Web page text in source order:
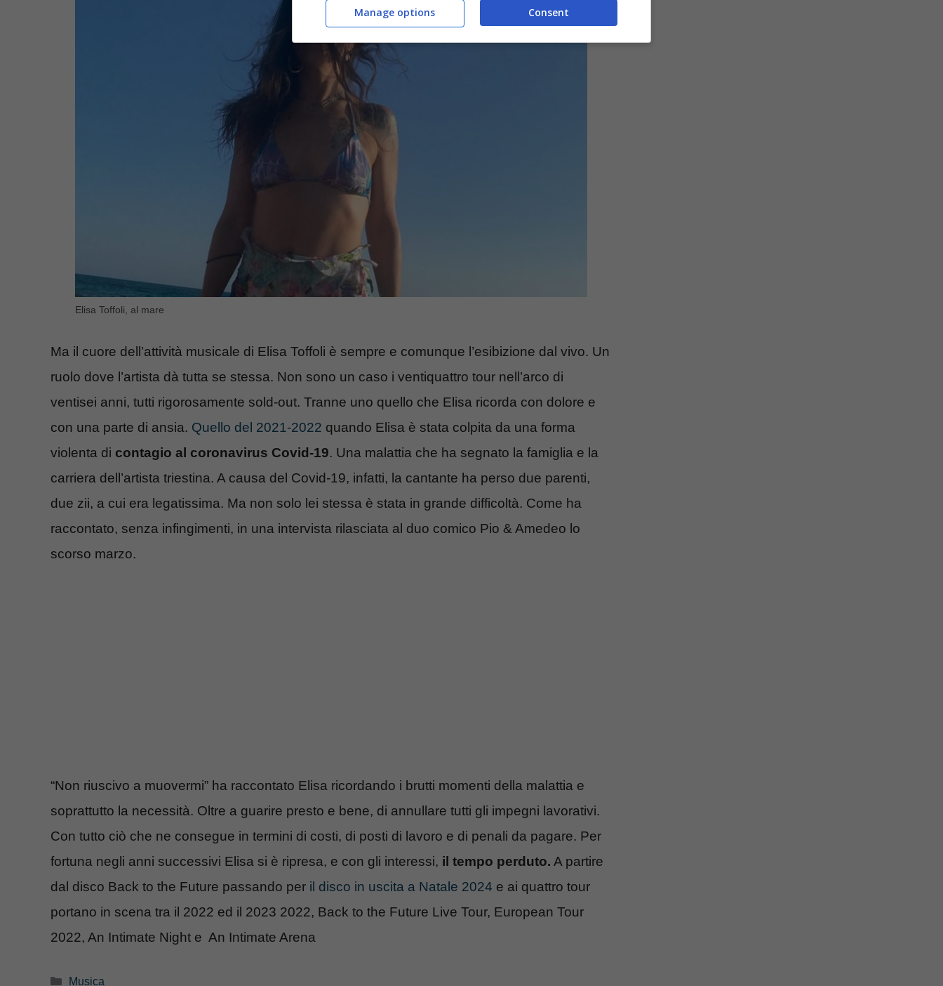
Elisa Toffoli, al mare
Ma il cuore dell’attività musicale di Elisa Toffoli è sempre e comunque l’esibizione dal vivo. Un
ruolo dove l’artista dà tutta se stessa. Non sono un caso i ventiquattro tour nell’arco di
ventisei anni, tutti rigorosamente sold-out. Tranne uno quello che Elisa ricorda con dolore e
con una parte di ansia. Quello del 2021-2022 quando Elisa è stata colpita da una forma
violenta di contagio al coronavirus Covid-19. Una malattia che ha segnato la famiglia e la
carriera dell’artista triestina. A causa del Covid-19, infatti, la cantante ha perso due parenti,
due zii, a cui era legatissima. Ma non solo lei stessa è stata in grande difficoltà. Come ha
raccontato, senza infingimenti, in una intervista rilasciata al duo comico Pio & Amedeo lo
scorso marzo.
“Non riuscivo a muovermi” ha raccontato Elisa ricordando i brutti momenti della malattia e
soprattutto la necessità. Oltre a guarire presto e bene, di annullare tutti gli impegni lavorativi.
Con tutto ciò che ne consegue in termini di costi, di posti di lavoro e di penali da pagare. Per
fortuna negli anni successivi Elisa si è ripresa, e con gli interessi, il tempo perduto. A partire
dal disco Back to the Future passando per il disco in uscita a Natale 2024 e ai quattro tour
portano in scena tra il 2022 ed il 2023 2022, Back to the Future Live Tour, European Tour
2022, An Intimate Night e An Intimate Arena
Categorie
Musica
Consent
Manage options